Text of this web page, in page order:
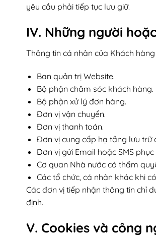
yêu cầu phải tiếp tục lưu giữ.
IV. Những người
Thông tin cá nhân của Khách
Ban quản trị Website.
Bộ phận chăm sóc khách hàng.
Bộ phận xử lý đơn hàng.
Đơn vị vận chuyển.
Đơn vị thanh toán.
Đơn vị cung cấp hạ tầng lưu trữ
Đơn vị gửi Email hoặc SMS
Cơ quan Nhà nước có thẩm
Các tổ chức, cá nhân khác khi
Các đơn vị tiếp nhận thông tin chỉ
định.
V. Cookies và công